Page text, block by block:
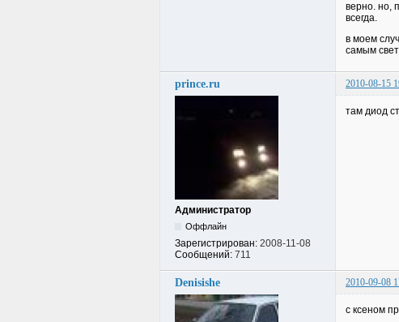
верно. но,
всегда.
в моем
самым
prince.ru 2010-08-15
Администратор
Оффлайн
Зарегистрирован: 2008-11-08
Сообщений: 711
там диод
Denisishe 2010-09-08
с ксеном